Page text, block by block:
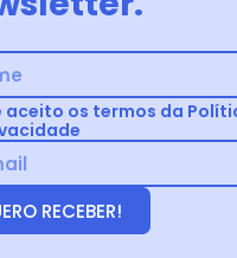
aceito os termos da
RECEBER!